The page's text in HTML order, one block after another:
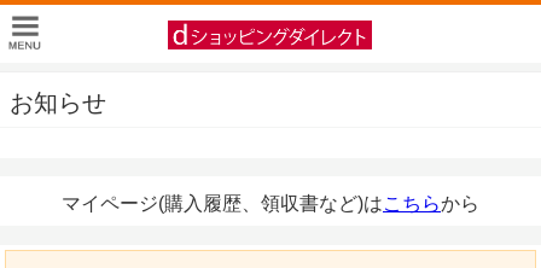
お知らせ
マイページ(購入履歴、領収書など)はこちらから